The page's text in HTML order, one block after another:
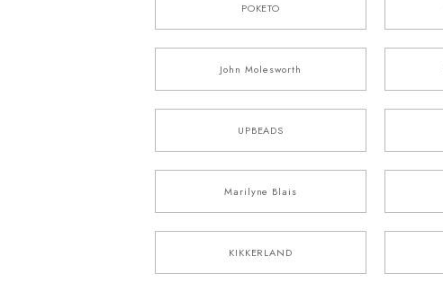
POKETO
John Molesworth
UPBEADS
Marilyne Blais
KIKKERLAND